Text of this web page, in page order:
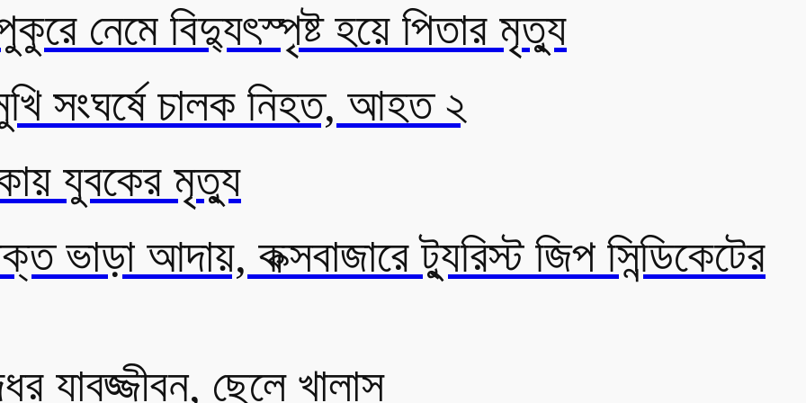
নেমে বিদ্যুৎস্পৃষ্ট হয়ে পিতার মৃত্যু
সংঘর্ষে চালক নিহত, আহত ২
যুবকের মৃত্যু
ভাড়া আদায়, কক্সবাজারে ট্যুরিস্ট জিপ সিন্ডিকেটের
যাবজ্জীবন, ছেলে খালাস